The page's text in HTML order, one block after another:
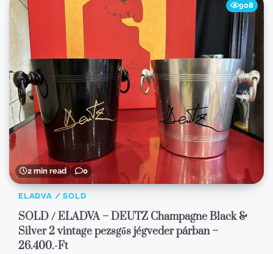
2 min read 0
908
ELADVA / SOLD
SOLD / ELADVA – DEUTZ Champagne Black &
Silver 2 vintage pezsgős jégveder párban –
26.400.-Ft